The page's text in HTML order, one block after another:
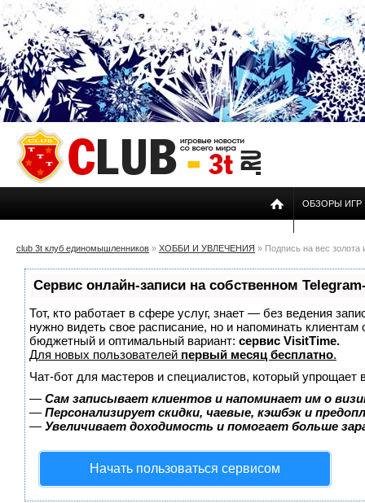
ОБЗОРЫ ИГР
club 3t клуб единомышленников » ХОББИ И УВЛЕЧЕНИЯ » Подпись на вес золота
Сервис онлайн-записи на собственном
Тот, кто работает в сфере услуг, знает — без ведения
нужно видеть свое расписание, но и напоминать
бюджетный и оптимальный вариант: сервис VisitTime.
Для новых пользователей первый месяц бесплатно.
Чат-бот для мастеров и специалистов, который упрощает
— Сам записывает клиентов и напоминает им о
— Персонализирует скидки, чаевые, кэшбэк и
— Увеличивает доходимость и помогает больше
Начать пользоваться сервисом